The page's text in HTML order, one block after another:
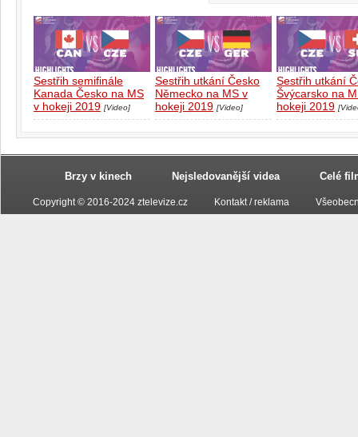
Sestřih semifinále
Kanada Česko na MS
v hokeji 2019 [Video]
Sestřih utkání Česko
Německo na MS v
hokeji 2019 [Video]
Sestřih utkání
Švýcarsko na
hokeji 2019
Brzy v kinech Nejsledovanější videa Celé
Copyright © 2016-2024 ztelevize.cz Kontakt / reklama